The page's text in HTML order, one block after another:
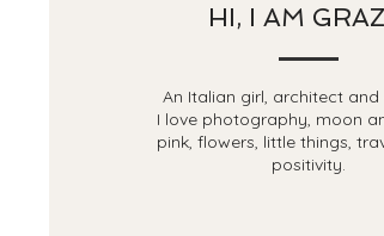
HI, I AM
An Italian girl, architect and
I love photography, moon
pink, flowers, little things,
positivity.